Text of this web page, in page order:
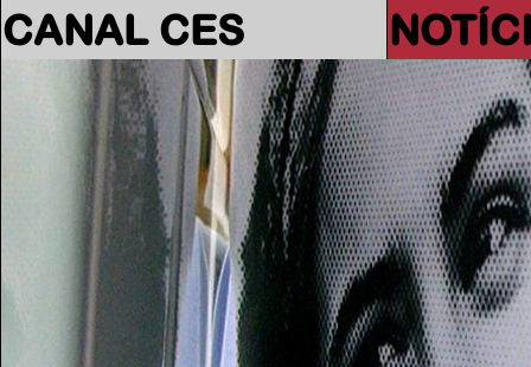
CANAL CES